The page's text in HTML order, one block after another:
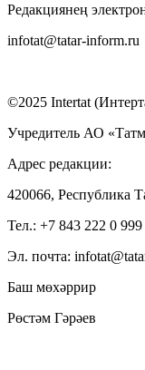
Редакциянең
infotat@tatar-inform.ru
©2025 Intertat
Учредитель АО
Адрес редакции:
420066, Республика
Тел.: +7 843 222 0 999
Эл. почта:
Баш мөхәррир
Рөстәм Гәрәев